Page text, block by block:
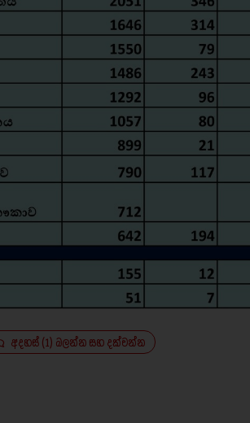
අදහස් (1) බලන්න සහ දක්වන්න